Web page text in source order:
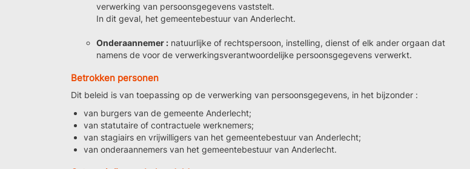
verwerking van persoonsgegevens vaststelt.
In dit geval, het gemeentebestuur van Anderlecht.
Onderaannemer : natuurlijke of rechtspersoon, instelling, dienst of elk ander orgaan dat
namens de voor de verwerkingsverantwoordelijke persoonsgegevens verwerkt.
Betrokken personen
Dit beleid is van toepassing op de verwerking van persoonsgegevens, in het bijzonder :
van burgers van de gemeente Anderlecht;
van statutaire of contractuele werknemers;
van stagiairs en vrijwilligers van het gemeentebestuur van Anderlecht;
van onderaannemers van het gemeentebestuur van Anderlecht.